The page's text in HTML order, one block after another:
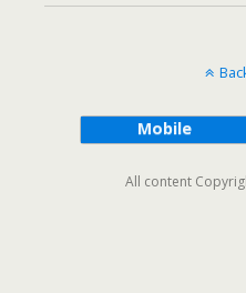
Mobile
All content